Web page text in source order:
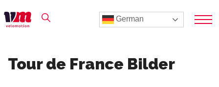
German
Tour de France Bilder